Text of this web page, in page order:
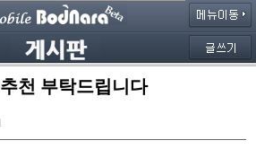
천 부탁드립니다